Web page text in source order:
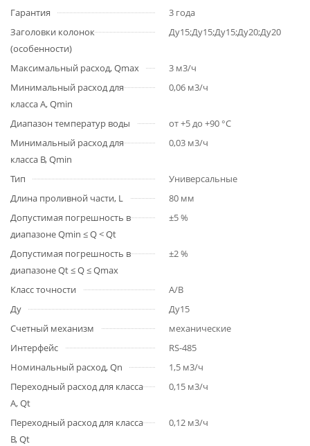
Гарантия
3 года
Заголовки колонок
(особенности)
Ду15;Ду15;Ду15;Ду20;Ду20
Максимальный расход, Qmax
3 м3/ч
Минимальный расход для
класса A, Qmin
0,06 м3/ч
Диапазон температур воды
от +5 до +90 °С
Минимальный расход для
класса B, Qmin
0,03 м3/ч
Тип
Универсальные
Длина проливной части, L
80 мм
Допустимая погрешность в
диапазоне Qmin ≤ Q < Qt
±5 %
Допустимая погрешность в
диапазоне Qt ≤ Q ≤ Qmax
±2 %
Класс точности
A/B
Ду
Ду15
Счетный механизм
механические
Интерфейс
RS-485
Номинальный расход, Qn
1,5 м3/ч
Переходный расход для класса
A, Qt
0,15 м3/ч
Переходный расход для класса
B, Qt
0,12 м3/ч